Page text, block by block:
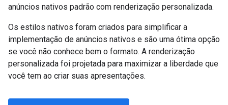
anúncios nativos padrão com renderização personalizada.
Os estilos nativos foram criados para simplificar a
implementação de anúncios nativos e são uma ótima opção
se você não conhece bem o formato. A renderização
personalizada foi projetada para maximizar a liberdade que
você tem ao criar suas apresentações.